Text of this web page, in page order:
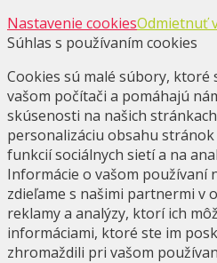
Nastavenie cookiesOdmietnuť
Súhlas s používaním cookies
Cookies sú malé súbory, ktoré
vašom počítači a pomáhajú
skúsenosti na našich
personalizáciu obsahu
funkcií sociálnych sietí a na
Informácie o vašom používaní
zdieľame s našimi partnermi v
reklamy a analýzy, ktorí ich
informáciami, ktoré ste im
zhromaždili pri vašom